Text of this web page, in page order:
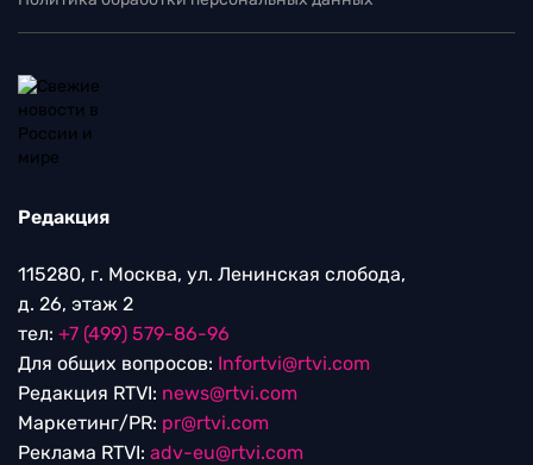
Редакция
115280, г. Москва, ул. Ленинская слобода,
д. 26, этаж 2
тел: +7 (499) 579-86-96
Для общих вопросов: Infortvi@rtvi.com
Редакция RTVI: news@rtvi.com
Маркетинг/PR: pr@rtvi.com
Реклама RTVI: adv-eu@rtvi.com